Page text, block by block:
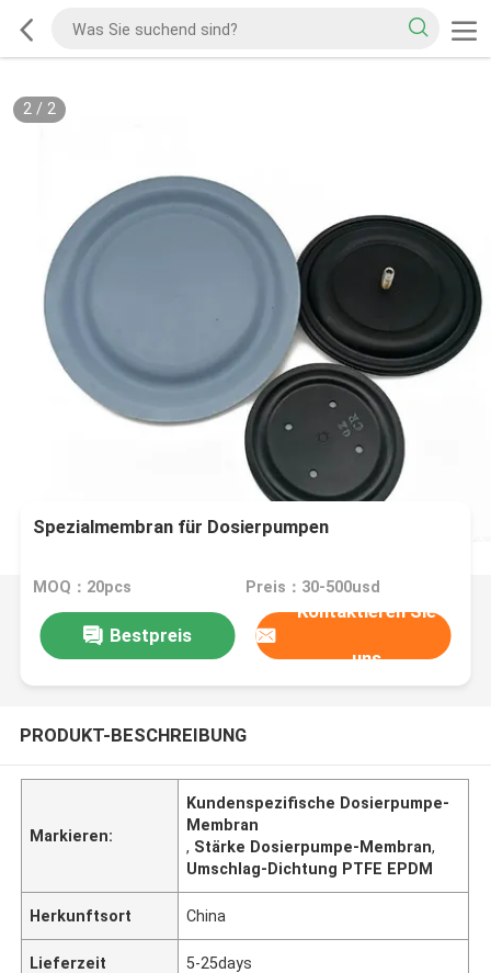
2/ 2
Spezialmembran für Dosierpumpen
MOQ：20pcs Preis：30-500usd
Bestpreis
Kontaktieren Sie
uns
PRODUKT-BESCHREIBUNG
Markieren:
Kundenspezifische Dosierpumpe-
Membran
, Stärke Dosierpumpe-Membran,
Umschlag-Dichtung PTFE EPDM
Herkunftsort China
Lieferzeit 5-25days